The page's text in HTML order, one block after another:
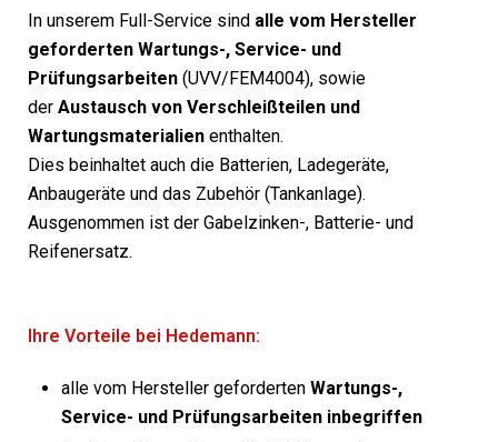
In unserem Full-Service sind alle vom Hersteller
geforderten Wartungs-, Service- und
Prüfungsarbeiten (UVV/FEM4004), sowie
der Austausch von Verschleißteilen und
Wartungsmaterialien enthalten.
Dies beinhaltet auch die Batterien, Ladegeräte,
Anbaugeräte und das Zubehör (Tankanlage).
Ausgenommen ist der Gabelzinken-, Batterie- und
Reifenersatz.
Ihre Vorteile bei Hedemann:
alle vom Hersteller geforderten Wartungs-,
Service- und Prüfungsarbeiten inbegriffen